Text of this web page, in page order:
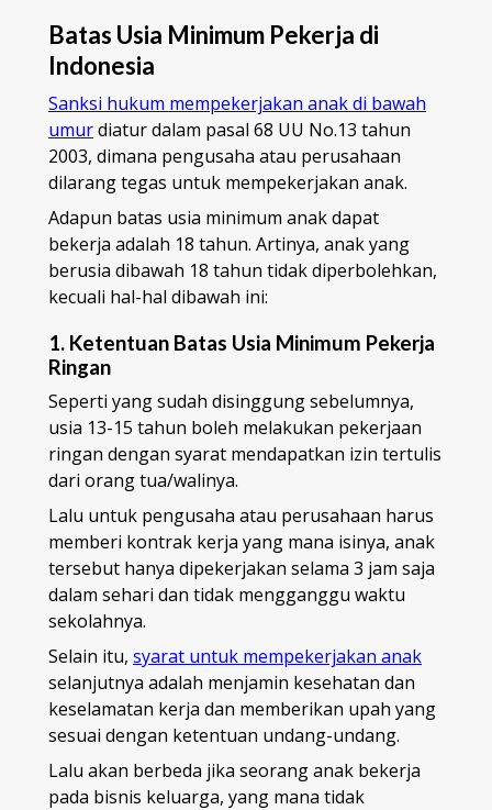
Batas Usia Minimum Pekerja di
Indonesia
Sanksi hukum mempekerjakan anak di bawah
umurdiatur dalam pasal 68 UU No.13 tahun
2003, dimana pengusaha atau perusahaan
dilarang tegas untuk mempekerjakan anak.
Adapun batas usia minimum anak dapat
bekerja adalah 18 tahun. Artinya, anak yang
berusia dibawah 18 tahun tidak diperbolehkan,
kecuali hal-hal dibawah ini:
1. Ketentuan Batas Usia Minimum Pekerja
Ringan
Seperti yang sudah disinggung sebelumnya,
usia 13-15 tahun boleh melakukan pekerjaan
ringan dengan syarat mendapatkan izin tertulis
dari orang tua/walinya.
Lalu untuk pengusaha atau perusahaan harus
memberi kontrak kerja yang mana isinya, anak
tersebut hanya dipekerjakan selama 3 jam saja
dalam sehari dan tidak mengganggu waktu
sekolahnya.
Selain itu, syarat untuk mempekerjakan anak
selanjutnya adalah menjamin kesehatan dan
keselamatan kerja dan memberikan upah yang
sesuai dengan ketentuan undang-undang.
Lalu akan berbeda jika seorang anak bekerja
pada bisnis keluarga, yang mana tidak